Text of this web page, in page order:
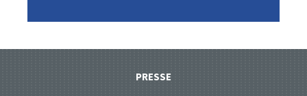
PRESSE